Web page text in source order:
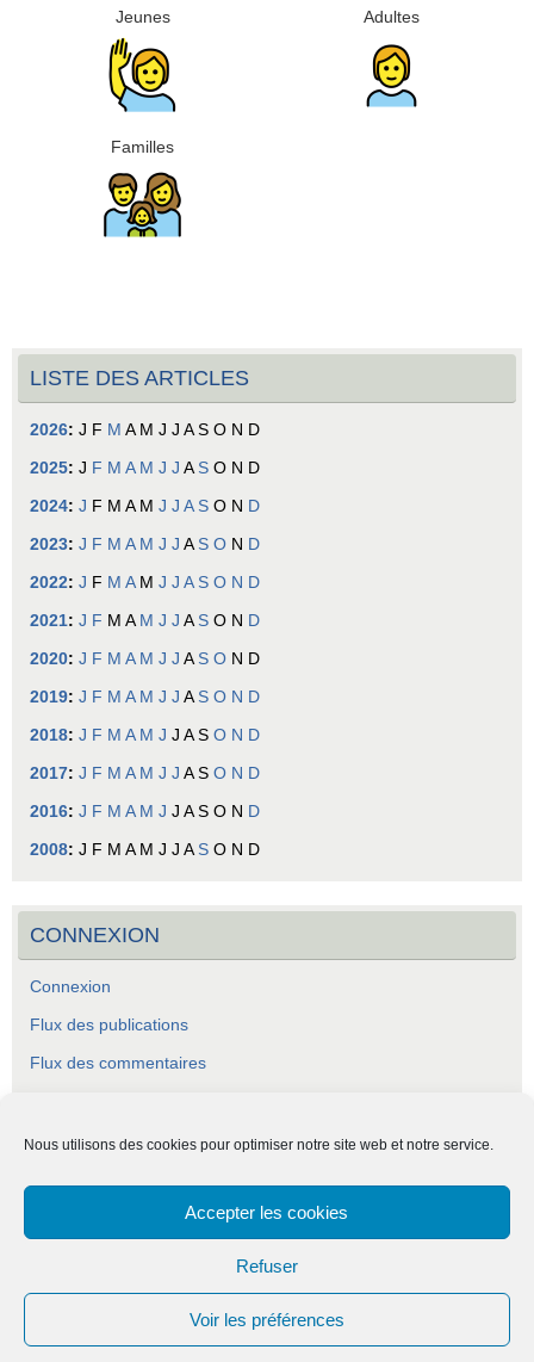
Nous utilisons des cookies pour optimiser notre site web et notre service.
Accepter les cookies
Refuser
Voir les préférences
Jeunes Adultes
Familles
LISTE DES ARTICLES
2026: J F M A M J J A S O N D
2025: J F M A M J J A S O N D
2024: J F M A M J J A S O N D
2023: J F M A M J J A S O N D
2022: J F M A M J J A S O N D
2021: J F M A M J J A S O N D
2020: J F M A M J J A S O N D
2019: J F M A M J J A S O N D
2018: J F M A M J J A S O N D
2017: J F M A M J J A S O N D
2016: J F M A M J J A S O N D
2008: J F M A M J J A S O N D
CONNEXION
Connexion
Flux des publications
Flux des commentaires